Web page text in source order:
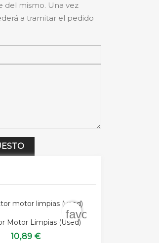
del mismo. Una vez
a tramitar el pedido
Motor Limpias (used)
10,89 €
favorite_border